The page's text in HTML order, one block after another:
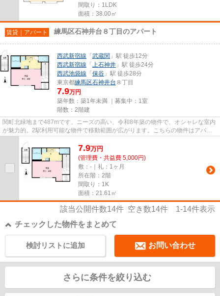
間取り：1LDK
面積：38.00㎡
賃貸｜アパート 練馬区石神井台８丁目のアパート
西武新宿線 「 武蔵関 」駅 徒歩12分
西武新宿線 「 上石神井 」駅 徒歩24分
西武池袋線 「 保谷 」駅 徒歩28分
東京都練馬区石神井台 ８丁目
7.9万円
築年数：築1年未満 ｜募集中： 1室
階数：2階建
関町北緑地まで487mです。ニーズの高い、令和8年築の物件で、オシャレな室内
が魅力的。2駅利用可能な物件で移動範囲が広がります。こちらの物件はアパー
7.9万円
(管理費・共益費 5,000円)
敷：-｜礼：1ヶ月
所在階：2階
間取り：1K
面積：21.61㎡
該当公開件数14件 空き数14件 1-14件表示
チェックした物件をまとめて
お問い合わせ
検討リストに追加
さらに条件を絞り込む